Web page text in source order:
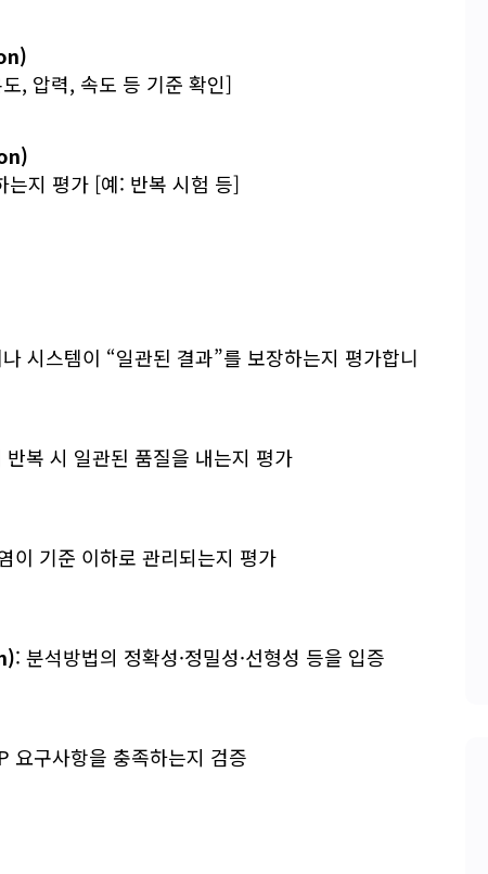
, 압력, 속도 등 기준 확인]
는지 평가 [예: 반복 시험 등]
시스템이 “일관된 결과”를 보장하는지 평가합니
반복 시 일관된 품질을 내는지 평가
이 기준 이하로 관리되는지 평가
: 분석방법의 정확성·정밀성·선형성 등을 입증
요구사항을 충족하는지 검증